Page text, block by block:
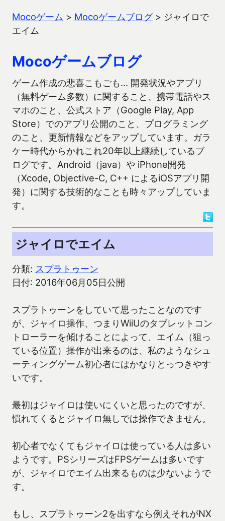
Mocoゲーム > Mocoゲームブログ> ジャイロで
エイム
Mocoゲームブログ
ゲーム作成の悲喜こもごも… 開発状況やアプリ
（無料ゲーム多数）に関すること、携帯電話やス
マホのこと、公式ストア（Google Play, App
Store）でのアプリ公開のこと、プログラミング
のこと、更新情報などをアップしています。ガラ
ケー時代からかれこれ20年以上継続しているブ
ログです。Android（java）や iPhone開発
（Xcode, Objective-C, C++ によるiOSアプリ開
発）に関する技術的なことも時々アップしていま
す。
ジャイロでエイム
分類: スプラトゥーン
日付: 2016年06月05日公開
スプラトゥーンをしていて思ったことなのです
が、ジャイロ操作、つまりWiiUのタブレットコン
トローラーを傾けることによって、エイム（狙っ
ている位置）操作が出来るのは、私のようなシュ
ーティングゲーム初心者にはかなりとっつきやす
いです。
最初はジャイロは使いにくいと思ったのですが、
慣れてくるとジャイロ無しでは操作できません。
初心者でなくてもジャイロは使っている人は多い
ようです。PSシリーズはFPSゲームは多いです
が、ジャイロでエイム出来るものは少ないようで
す。
もし、スプラトゥーン2を出すなら例えそれがNX